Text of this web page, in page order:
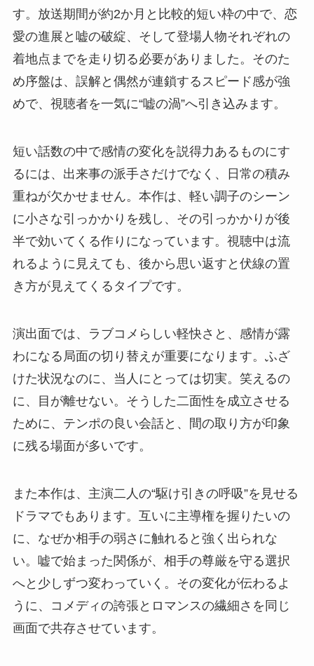
す。放送期間が約2か月と比較的短い枠の中で、恋
愛の進展と嘘の破綻、そして登場人物それぞれの
着地点までを走り切る必要がありました。そのた
め序盤は、誤解と偶然が連鎖するスピード感が強
めで、視聴者を一気に“嘘の渦”へ引き込みます。
短い話数の中で感情の変化を説得力あるものにす
るには、出来事の派手さだけでなく、日常の積み
重ねが欠かせません。本作は、軽い調子のシーン
に小さな引っかかりを残し、その引っかかりが後
半で効いてくる作りになっています。視聴中は流
れるように見えても、後から思い返すと伏線の置
き方が見えてくるタイプです。
演出面では、ラブコメらしい軽快さと、感情が露
わになる局面の切り替えが重要になります。ふざ
けた状況なのに、当人にとっては切実。笑えるの
に、目が離せない。そうした二面性を成立させる
ために、テンポの良い会話と、間の取り方が印象
に残る場面が多いです。
また本作は、主演二人の“駆け引きの呼吸”を見せる
ドラマでもあります。互いに主導権を握りたいの
に、なぜか相手の弱さに触れると強く出られな
い。嘘で始まった関係が、相手の尊厳を守る選択
へと少しずつ変わっていく。その変化が伝わるよ
うに、コメディの誇張とロマンスの繊細さを同じ
画面で共存させています。